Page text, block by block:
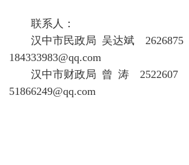
联系人：
汉中市民政局 吴达斌 2626875
184333983@qq.com
汉中市财政局 曾 涛 2522607
51866249@qq.com